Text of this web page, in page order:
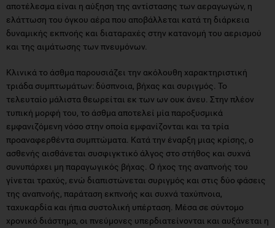
αποτέλεσμα είναι η αύξηση της αντίστασης των αεραγωγών, η
ελάττωση του όγκου αέρα που αποβάλλεται κατά τη διάρκεια
δυναμικής εκπνοής και διαταραχές στην κατανομή του αερισμού
και της αιμάτωσης των πνευμόνων.
Κλινικά το άσθμα παρουσιάζει την ακόλουθη χαρακτηριστική
τριάδα συμπτωμάτων: δύσπνοια, βήχας και συριγμός. Το
τελευταίο μάλιστα θεωρείται εκ των ων ουκ άνευ. Στην πλέον
τυπική μορφή του, το άσθμα αποτελεί μία παροξυσμικά
εμφανιζόμενη νόσο στην οποία εμφανίζονται και τα τρία
προαναφερθέντα συμπτώματα. Κατά την έναρξη μιας κρίσης, ο
ασθενής αισθάνεται συσφιγκτικό άλγος στο στήθος και συχνά
συνυπάρχει μη παραγωγικός βήχας. Ο ήχος της αναπνοής του
γίνεται τραχύς, ενώ διαπιστώνεται συριγμός και στις δύο φάσεις
της αναπνοής, παράταση εκπνοής και συχνά ταχύπνοια,
ταχυκαρδία και ήπια συστολική υπέρταση. Μέσα σε σύντομο
χρονικό διάστημα, οι πνεύμονες υπερδιατείνονται και αυξάνεται η